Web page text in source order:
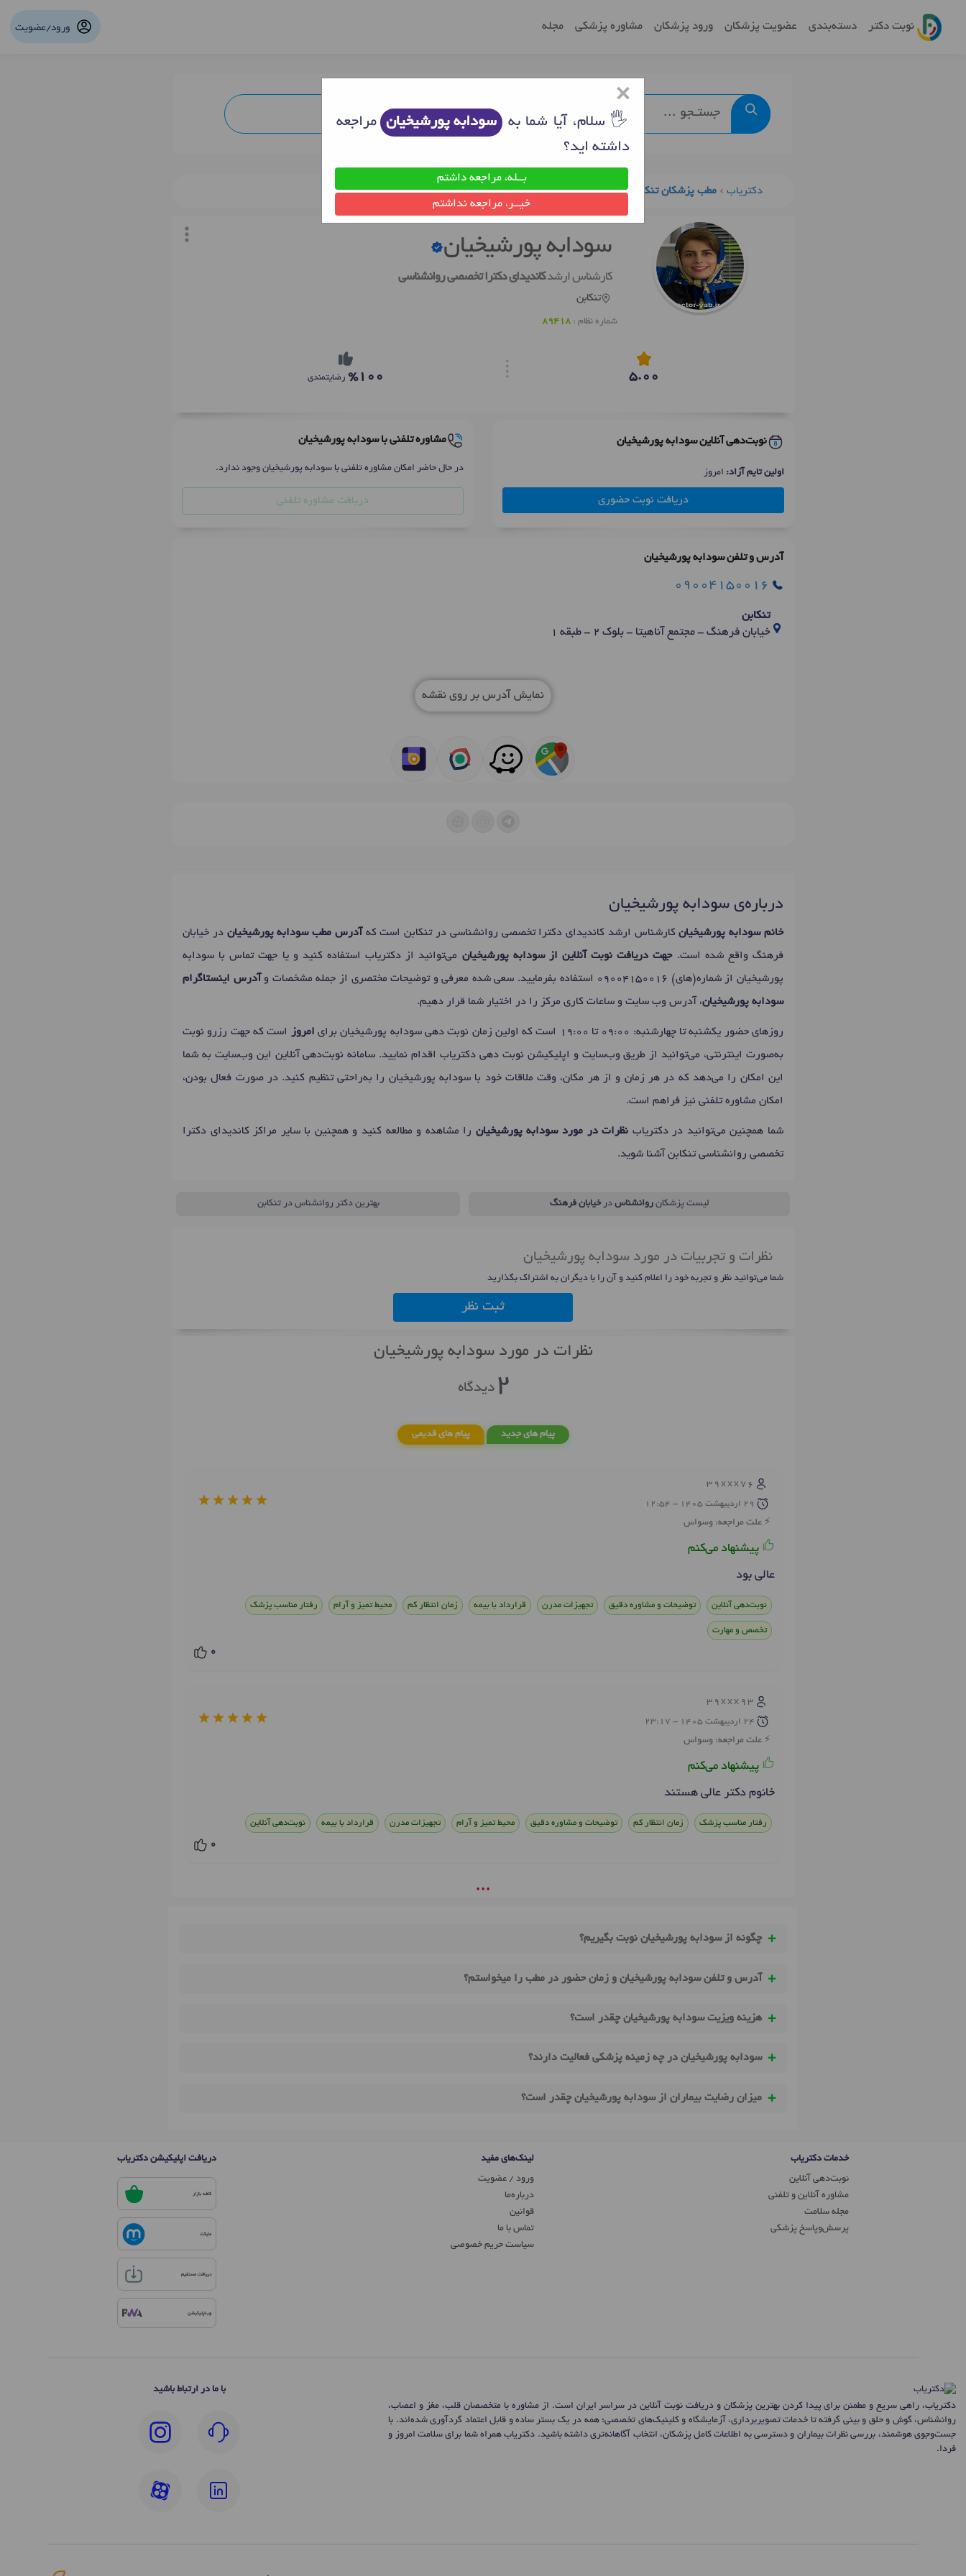
نوبت دکتر دسته‌بندی عضویت پزشکان ورود پزشکان مشاوره پزشکی مجله ورود/عضویت
دکتریاب مطب پزشکان تنکابن روانشناس خوب تنکابن سودابه پورشیخیان
سودابه پورشیخیان
کارشناس ارشدکاندیدای دکترا تخصصی روانشناسی
تنکابن
شماره نظام :89418
5.00
%100 رضایتمندی
نوبت‌دهی آنلاین سودابه پورشیخیان
اولین تایم آزاد: امروز
دریافت نوبت حضوری
مشاوره تلفنی با سودابه پورشیخیان
در حال حاضر امکان مشاوره تلفنی با سودابه پورشیخیان وجود ندارد.
دریافت مشاوره تلفنی
آدرس و تلفن سودابه پورشیخیان
09004150016
تنکابن
خیابان فرهنگ - مجتمع آناهیتا - بلوک 2 - طبقه 1
نمایش آدرس بر روی نقشه
درباره‌ی سودابه پورشیخیان
خانم سودابه پورشیخیانکارشناس ارشد کاندیدای دکترا تخصصی روانشناسی در تنکابن است که آدرس مطب سودابه پورشیخیان در خیابان
فرهنگ واقع شده است.جهت دریافت نوبت آنلاین از سودابه پورشیخیان می‌توانید از دکتریاب استفاده کنید و یا جهت تماس با سودابه
پورشیخیان از شماره(های) 09004150016 استفاده بفرمایید. سعی شده معرفی و توضیحات مختصری از جمله مشخصات و آدرس اینستاگرام
سودابه پورشیخیان، آدرس وب سایت و ساعات کاری مرکز را در اختیار شما قرار دهیم.
روزهای حضور یکشنبه تا چهارشنبه: 09:00 تا 19:00 است که اولین زمان نوبت دهی سودابه پورشیخیان برای امروز
است که جهت رزرو نوبت
به‌صورت اینترنتی، می‌توانید از طریق وب‌سایت و اپلیکیشن نوبت دهی دکتریاب اقدام نمایید. سامانه نوبت‌دهی آنلاین این وب‌سایت به شما
این امکان را می‌دهد که در هر زمان و از هر مکان، وقت ملاقات خود با سودابه پورشیخیان را به‌راحتی تنظیم کنید. در صورت فعال بودن،
امکان مشاوره تلفنی نیز فراهم است.
شما همچنین می‌توانید در دکتریاب نظرات در مورد سودابه پورشیخیان را مشاهده و مطالعه کنید و همچنین با سایر مراکز کاندیدای دکترا
تخصصی روانشناسی تنکابن آشنا شوید.
لیست پزشکانروانشناس درخیابان فرهنگ بهترین دکتر روانشناس در تنکابن
نظرات و تجربیات در مورد سودابه پورشیخیان
شما می‌توانید نظر و تجربه خود را اعلام کنید و آن را با دیگران به اشتراک بگذارید
ثبت نظر
نظرات در مورد سودابه پورشیخیان
2دیدگاه
پیام های جدید پیام های قدیمی
39xxx76
29 ارديبهشت 1405 - 12:54
علت مراجعه: وسواس
پیشنهاد می‌کنم
عالی بود
نوبت‌دهی آنلاین توضیحات و مشاوره دقیق تجهیزات مدرن قرارداد با بیمه زمان انتظار کم محیط تمیز و آرام رفتار مناسب پزشک
تخصص و مهارت
0
39xxx93
24 ارديبهشت 1405 - 23:17
علت مراجعه: وسواس
پیشنهاد می‌کنم
خانوم دکتر عالی هستند
رفتار مناسب پزشک زمان انتظار کم توضیحات و مشاوره دقیق محیط تمیز و آرام تجهیزات مدرن قرارداد با بیمه نوبت‌دهی آنلاین
0
• • •
چگونه از سودابه پورشیخیان نوبت بگیریم؟
آدرس و تلفن سودابه پورشیخیان و زمان حضور در مطب را میخواستم؟
هزینه ویزیت سودابه پورشیخیان چقدر است؟
سودابه پورشیخیان در چه زمینه پزشکی فعالیت دارند؟
میزان رضایت بیماران از سودابه پورشیخیان چقدر است؟
×
🖐 سلام، آیا شما به سودابه پورشیخیان مراجعه
داشته اید؟
بــله، مراجعه داشتم
خیــر، مراجعه نداشتم
خدمات دکتریاب
نوبت‌دهی آنلاین
مشاوره آنلاین و تلفنی
مجله سلامت
پرسش‌و‌پاسخ پزشکی
لینک‌های مفید
ورود / عضویت
درباره‌ما
قوانین
تماس ‌با ما
سیاست حریم خصوصی
دریافت اپلیکیشن دکتریاب
کافه بازار
مایکت
دریافت مستقیم
وب‌اپلیکیشن
دکتریاب، راهی سریع و مطمئن برای پیدا کردن بهترین پزشکان و دریافت نوبت آنلاین در سراسر ایران است. از مشاوره با متخصصان قلب، مغز و اعصاب،
روانشناس، گوش و حلق و بینی گرفته تا خدمات تصویربرداری، آزمایشگاه و کلینیک‌های تخصصی؛ همه در یک بستر ساده و قابل اعتماد گردآوری شده‌اند. با
جست‌وجوی هوشمند، بررسی نظرات بیماران و دسترسی به اطلاعات کامل پزشکان، انتخاب آگاهانه‌تری داشته باشید. دکتریاب همراه شما برای سلامت امروز و
فردا.
با ما در ارتباط باشید